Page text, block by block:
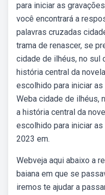
para iniciar as
você encontrará a
palavras cruzadas
trama de renascer, se
cidade de ilhéus, no sul
história central da
escolhido para iniciar
Weba cidade de ilhéus,
a história central da
escolhido para iniciar
2023 em.
Webveja aqui abaixo a
baiana em que se
iremos te ajudar a